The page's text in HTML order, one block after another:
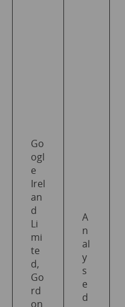
Go
ogl
e
Irel
an
d
Li
mi
te
d,
Go
rd
on
A
n
al
y
s
e
d